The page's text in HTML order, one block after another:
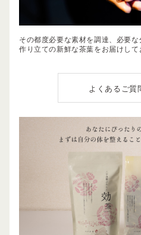
その都度必要な素材を調達、必要
作り立ての新鮮な茶葉をお届けして
よくあるご質